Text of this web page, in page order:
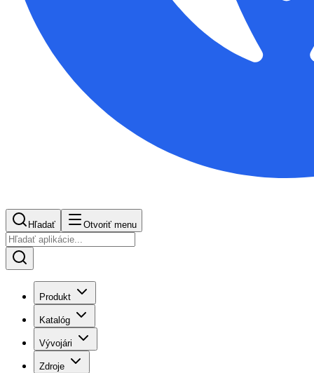
Hľadať Otvoriť menu
Produkt
Katalóg
Vývojári
Zdroje